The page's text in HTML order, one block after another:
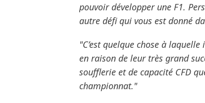
pouvoir développer une F1.
autre défi qui vous est donné
"C’est quelque chose à
en raison de leur très grand
soufflerie et de capacité CFD
championnat."